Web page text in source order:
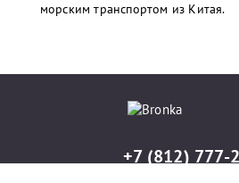
морским транспортом из Китая.
+7 (812) 777-